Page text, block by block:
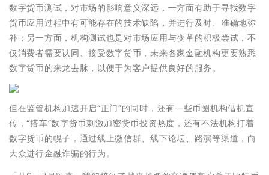
数字货币测试，对市场的影响意义深远，一方面有助于寻找数字
货币应用过程中有可能存在的技术缺陷，并进行及时、准确地弥
补；另一方面，机构测试也是对市场应用与变革的积极尝试，不
仅消费者需要认同、接受数字货币，未来各家金融机构更要熟悉
数字货币的来龙去脉，以便于为客户提供良好的服务。
但在监管机构加速开启“正门”的同时，还有一些币圈机构借机宣
传，“搭车”数字货币刺激加密货币投资热度，还有不法机构打着
数字货币的幌子，通过线上微信群、线下论坛、路演等渠道，向
大众进行金融诈骗的行为。